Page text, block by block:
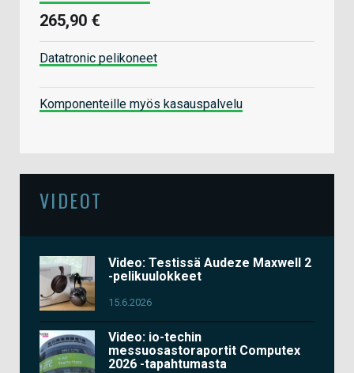
265,90 €
Datatronic pelikoneet
Komponenteille myös kasauspalvelu
VIDEOT
Video: Testissä Audeze Maxwell 2
-pelikuulokkeet
15.6.2026
Video: io-techin
messuosastoraportit Computex
2026 -tapahtumasta